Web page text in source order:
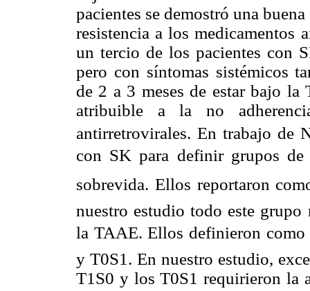
pacientes se demostró una
resistencia a los medicamentos
un tercio de los pacientes con
pero con síntomas sistémicos
de 2 a 3 meses de estar bajo la
atribuible a la no
antirretrovirales. En trabajo de
con SK para definir grupos de
sobrevida. Ellos reportaron
nuestro estudio todo este
la TAAE. Ellos definieron como
y T0S1. En nuestro estudio,
T1S0 y los T0S1 requirieron la